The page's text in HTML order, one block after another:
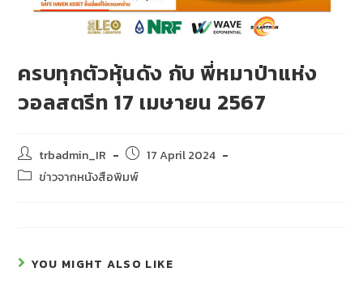
ครบทุกตัวหุ้นดัง กับ พี่หมาป่าแห่ง
วอลสตรีท 17 เมษายน 2567
trbadmin_IR
17 April 2024
ข่าวจากหนังสือพิมพ์
YOU MIGHT ALSO LIKE